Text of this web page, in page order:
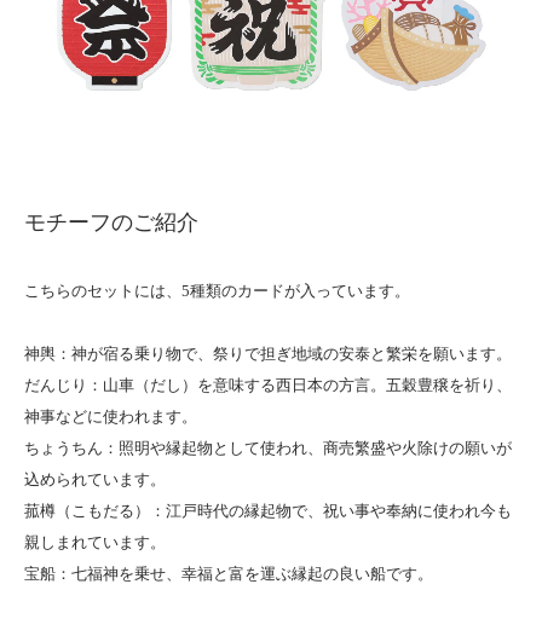
モチーフのご紹介
こちらのセットには、5種類のカードが入っています。
神輿：神が宿る乗り物で、祭りで担ぎ地域の安泰と繁栄を願います。
だんじり：山車（だし）を意味する西日本の方言。五穀豊穣を祈り、
神事などに使われます。
ちょうちん：照明や縁起物として使われ、商売繁盛や火除けの願いが
込められています。
菰樽（こもだる）：江戸時代の縁起物で、祝い事や奉納に使われ今も
親しまれています。
宝船：七福神を乗せ、幸福と富を運ぶ縁起の良い船です。